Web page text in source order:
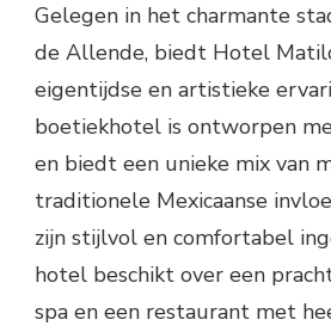
Gelegen in het charmante
de Allende, biedt Hotel
eigentijdse en artistieke
boetiekhotel is ontworpen
en biedt een unieke mix van
traditionele Mexicaanse
zijn stijlvol en comfortabel
hotel beschikt over een
spa en een restaurant met